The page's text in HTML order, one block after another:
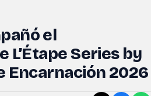
el
L’Étape Series by
Encarnación 2026